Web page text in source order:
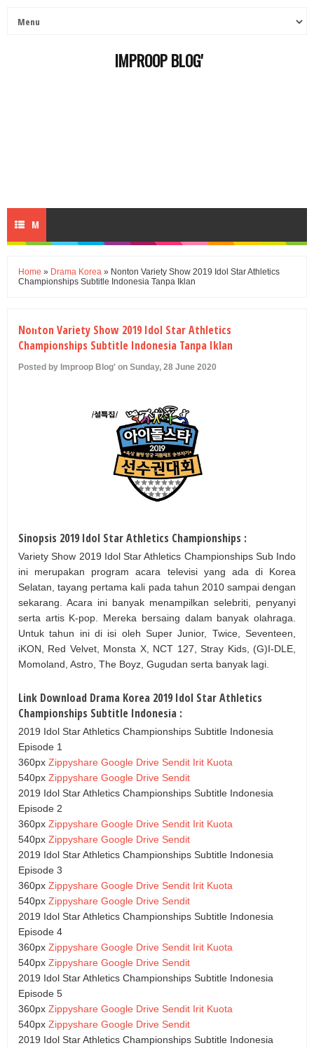
IMPROOP BLOG'
M
U
Home » Drama Korea » Nonton Variety Show 2019 Idol Star Athletics
Championships Subtitle Indonesia Tanpa Iklan
Nonton Variety Show 2019 Idol Star Athletics
Championships Subtitle Indonesia Tanpa Iklan
Posted by Improop Blog' on Sunday, 28 June 2020
Sinopsis 2019 Idol Star Athletics Championships :
Variety Show 2019 Idol Star Athletics Championships Sub Indo
ini merupakan program acara televisi yang ada di Korea
Selatan, tayang pertama kali pada tahun 2010 sampai dengan
sekarang. Acara ini banyak menampilkan selebriti, penyanyi
serta artis K-pop. Mereka bersaing dalam banyak olahraga.
Untuk tahun ini di isi oleh Super Junior, Twice, Seventeen,
iKON, Red Velvet, Monsta X, NCT 127, Stray Kids, (G)I-DLE,
Momoland, Astro, The Boyz, Gugudan serta banyak lagi.
Link Download Drama Korea 2019 Idol Star Athletics
Championships Subtitle Indonesia :
2019 Idol Star Athletics Championships Subtitle Indonesia
Episode 1
360px Zippyshare Google Drive Sendit Irit Kuota
540px Zippyshare Google Drive Sendit
2019 Idol Star Athletics Championships Subtitle Indonesia
Episode 2
360px Zippyshare Google Drive Sendit Irit Kuota
540px Zippyshare Google Drive Sendit
2019 Idol Star Athletics Championships Subtitle Indonesia
Episode 3
360px Zippyshare Google Drive Sendit Irit Kuota
540px Zippyshare Google Drive Sendit
2019 Idol Star Athletics Championships Subtitle Indonesia
Episode 4
360px Zippyshare Google Drive Sendit Irit Kuota
540px Zippyshare Google Drive Sendit
2019 Idol Star Athletics Championships Subtitle Indonesia
Episode 5
360px Zippyshare Google Drive Sendit Irit Kuota
540px Zippyshare Google Drive Sendit
2019 Idol Star Athletics Championships Subtitle Indonesia